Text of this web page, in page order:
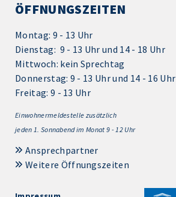
ÖFFNUNGSZEITEN
Montag: 9 - 13 Uhr
Dienstag: 9 - 13 Uhr und 14 - 18 Uhr
Mittwoch: kein Sprechtag
Donnerstag: 9 - 13 Uhr und 14 - 16 Uhr
Freitag: 9 - 13 Uhr
Einwohnermeldestelle zusätzlich
jeden 1. Sonnabend im Monat 9 - 12 Uhr
Ansprechpartner
Weitere Öffnungszeiten